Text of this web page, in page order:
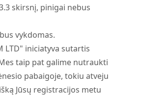
skirsnį, pinigai nebus
vykdomas.
LTD" iniciatyva sutartis
taip pat galime nutraukti
pabaigoje, tokiu atveju
Jūsų registracijos metu